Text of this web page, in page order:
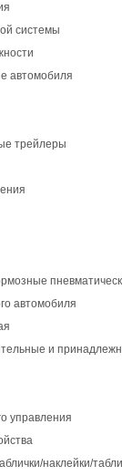
системы
автомобиля
трейлеры
автомобиля
и
управления
наклейки/